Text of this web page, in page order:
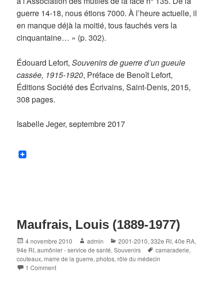
guerre 14-18, nous étions 7000. À l’heure actuelle, il
en manque déjà la moitié, tous fauchés vers la
cinquantaine… » (p. 302).
Édouard Lefort,Souvenirs de guerre d’un gueule
cassée, 1915-1920, Préface de Benoît Lefort,
Éditions Société des Écrivains, Saint-Denis, 2015,
308 pages.
Isabelle Jeger, septembre 2017
Maufrais, Louis (1889-1977)
Posted
on
4 novembre 2010 Author
admin Categories
2001-2010,332e RI,40e RA,
94e RI,aumônier - service de santé,Souvenirs Tags
camaraderie,
couteaux,marre de la guerre,photos,rôle du médecin
1 Comment